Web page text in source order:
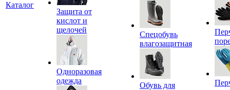
Каталог
Защита от
кислот и
щелочей
Одноразовая
одежда
Спецобувь
влагозащитная
Обувь для